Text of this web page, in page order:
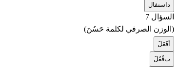
د استفال
السؤال 7
(الوزن الصرفي لكلمة حَسُنَ)
أفَعَلَ
بفُعُلَ